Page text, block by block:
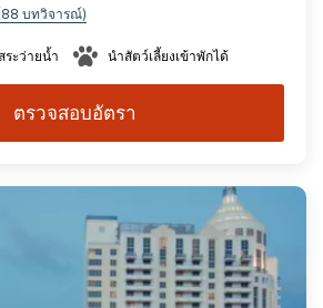
บทวิจารณ์)
ระว่ายน้ำ นำสัตว์เลี้ยงเข้าพักได้
ตรวจสอบอัตรา